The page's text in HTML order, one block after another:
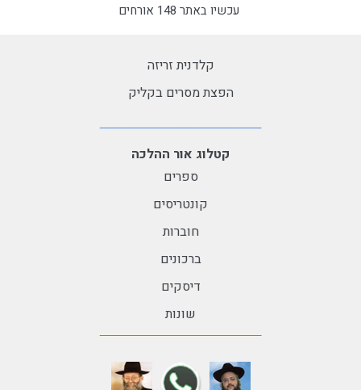
עכשיו באתר 148 אורחים
קלדנית זריזה
הפצת מסרים בקליק
קטלוג אור ההלכה
ספרים
קונטריסים
חוברות
ברכונים
דיסקים
שונות